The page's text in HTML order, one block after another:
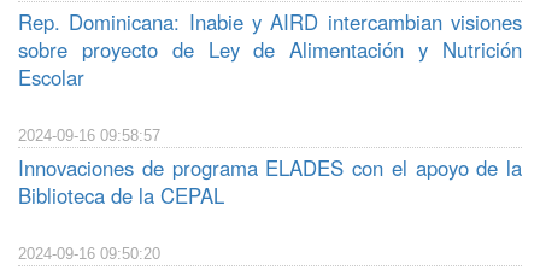
Rep. Dominicana: Inabie y AIRD intercambian visiones
sobre proyecto de Ley de Alimentación y Nutrición
Escolar
2024-09-16 09:58:57
Innovaciones de programa ELADES con el apoyo de la
Biblioteca de la CEPAL
2024-09-16 09:50:20